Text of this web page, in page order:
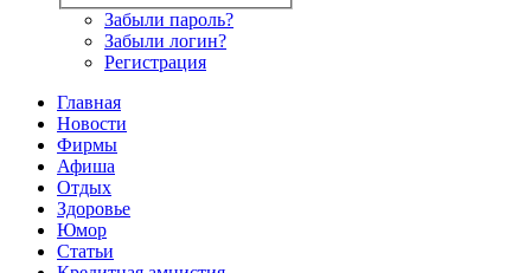
Забыли пароль?
Забыли логин?
Регистрация
Главная
Новости
Фирмы
Афиша
Отдых
Здоровье
Юмор
Статьи